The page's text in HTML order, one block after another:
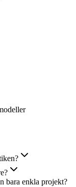
bara enkla projekt?